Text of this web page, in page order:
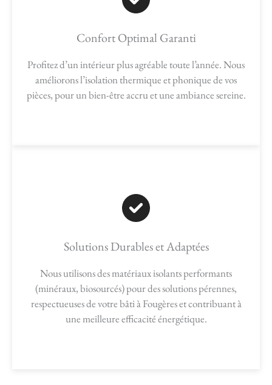
Confort Optimal Garanti
Profitez d’un intérieur plus agréable toute l’année. Nous
améliorons l’isolation thermique et phonique de vos
pièces, pour un bien-être accru et une ambiance sereine.
Solutions Durables et Adaptées
Nous utilisons des matériaux isolants performants
(minéraux, biosourcés) pour des solutions pérennes,
respectueuses de votre bâti à Fougères et contribuant à
une meilleure efficacité énergétique.